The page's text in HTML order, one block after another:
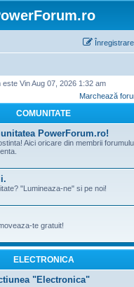
Înregistrare
este Vin Aug 07, 2026 1:32 am
Marchează
COMUNITATE
PowerForum.ro!
Aici oricare din membrii
"Lumineaza-ne" si pe noi!
te gratuit!
ELECTRONICA
"Electronica"